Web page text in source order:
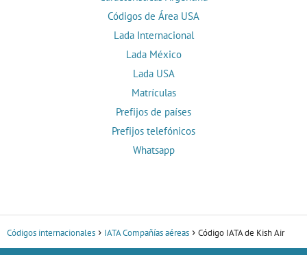
Códigos de Área USA
Lada Internacional
Lada México
Lada USA
Matrículas
Prefijos de países
Prefijos telefónicos
Whatsapp
Códigos internacionales IATA Compañías aéreas Código IATA de Kish Air